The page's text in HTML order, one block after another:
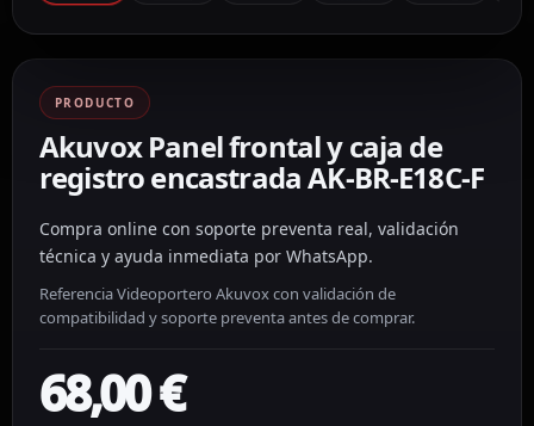
PRODUCTO
Akuvox Panel frontal y caja de
registro encastrada AK-BR-E18C-F
Compra online con soporte preventa real, validación
técnica y ayuda inmediata por WhatsApp.
Referencia Videoportero Akuvox con validación de
compatibilidad y soporte preventa antes de comprar.
68,00€